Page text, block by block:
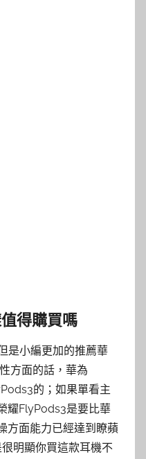
得購買嗎
是小編更加的推薦華
方面的話，華為
的；如果單看主
耀FlyPods3是要比華
方面能力已經達到瞭蘋
明顯你買這款耳機不